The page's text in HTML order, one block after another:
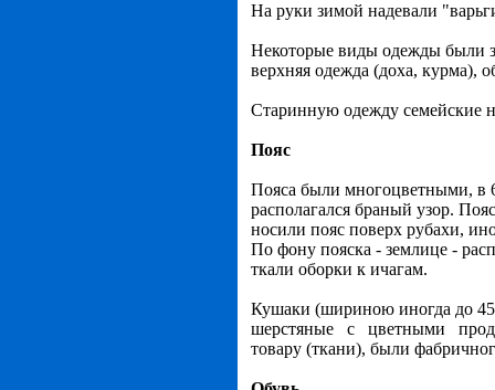
На руки зимой надевали
Некоторые виды одежды были
верхняя одежда (доха, курма),
Старинную одежду семейские
Пояс
Пояса были многоцветными, в
располагался браный узор.
носили пояс поверх рубахи,
По фону пояска - землице -
ткали оборки к ичагам.
Кушаки (шириною иногда до
шерстяные с цветными
товару (ткани), были